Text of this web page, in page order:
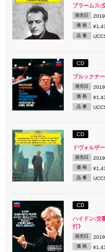
ブラームス:
発売日
価 格
品 番
CD
ブルックナ
発売日
価 格
品 番
CD
ドヴォルザ
発売日
価 格
品 番
CD
ハイドン:交
打》
発売日
価 格